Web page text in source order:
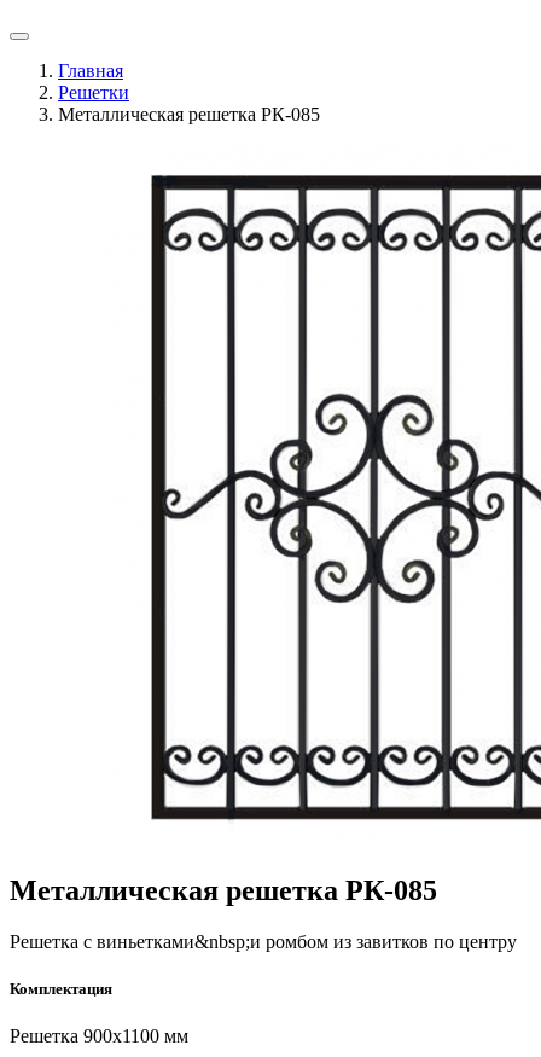
Главная
Решетки
Металлическая решетка РК-085
Металлическая решетка РК-085
Решетка с виньетками&nbsp;и ромбом из завитков по центру
Комплектация
Решетка 900x1100 мм